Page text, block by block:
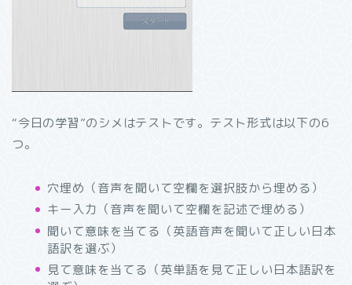
“今日の学習”のシメはテストです。テスト形式は以下の6
つ。
穴埋め（音声を聞いて空欄を選択肢から埋める）
キー入力（音声を聞いて空欄を記述で埋める）
聞いて意味を当てる（英語音声を聞いて正しい日本
語訳を選ぶ）
見て意味を当てる（英単語を見て正しい日本語訳を